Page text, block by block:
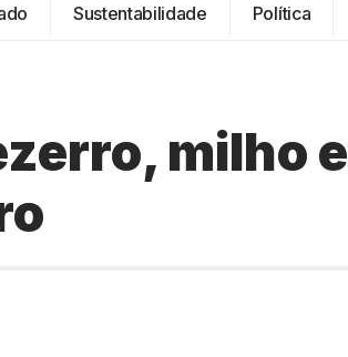
Sustentabilidade Política
milho e